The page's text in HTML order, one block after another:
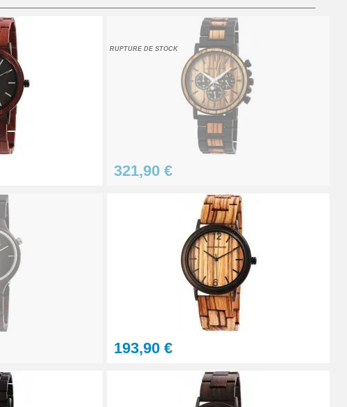
Ajouter au panier
À configurer
Ajouter au panier
Ajouter au panier
Ajouter au panier
RUPTURE DE STOCK
321,90 €
193,90 €